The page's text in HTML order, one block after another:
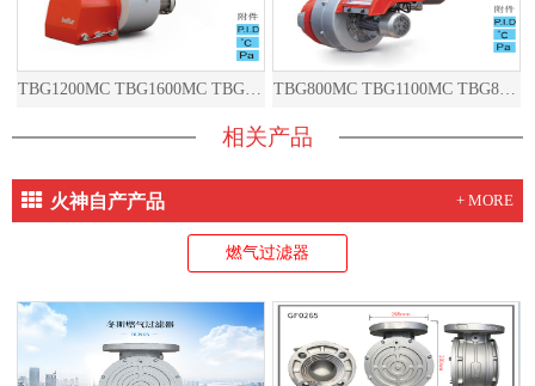
相关产品
火神自产产品 + MORE
燃气过滤器